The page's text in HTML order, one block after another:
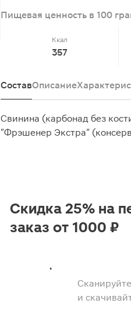
Пищевая ценность в 100
Ккал
357
СоставОписание
Свинина (карбонад без
"Фрэшенер Экстра"
и
Скидка 25% на
заказ от 1000 ₽